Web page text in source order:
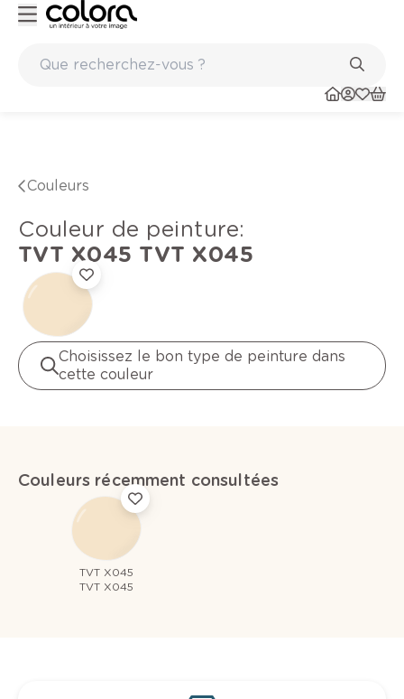
Couleurs
Couleur de peinture:
TVT X045 TVT X045
Choisissez le bon type de peinture dans
cette couleur
Couleurs récemment consultées
TVT X045
TVT X045